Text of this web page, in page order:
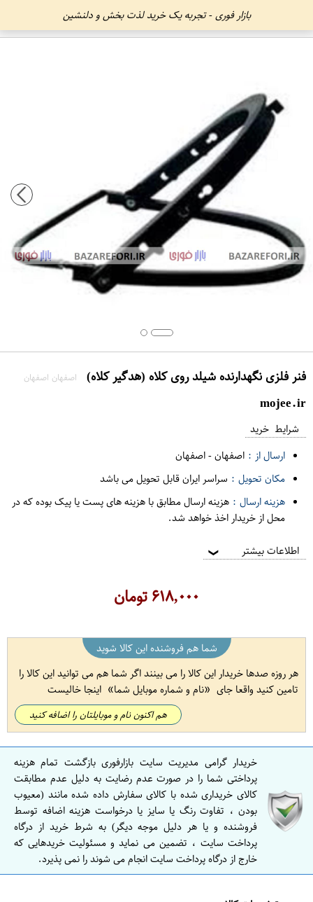
بازار فوری - تجربه یک خرید لذت بخش و دلنشین
فنر فلزی نگهدارنده شیلد روی کلاه (هدگیر کلاه) اصفهان اصفهان
mojee.ir
شرایط خرید
ارسال از : اصفهان-اصفهان
مکان تحویل : سراسر ایران قابل تحویل می باشد
هزینه ارسال : هزینه ارسال مطابق با هزینه های پست یا پیک بوده که در
محل از خریدار اخذ خواهد شد.
اطلاعات بیشتر ❯
۶۱۸,۰۰۰تومان
شما هم فروشنده این کالا شوید
هر روزه صدها خریدار این کالا را می بینند اگر شما هم می توانید این کالا را
تامین کنید واقعا جای
نام و شماره موبایل شما اینجا خالیست
هم اکنون نام و موبایلتان را اضافه کنید
خریدار گرامی مدیریت سایت بازارفوری بازگشت تمام هزینه
پرداختی شما را در صورت عدم رضایت به دلیل عدم مطابقت
کالای خریداری شده با کالای سفارش داده شده مانند (معیوب
بودن ، تفاوت رنگ یا سایز یا درخواست هزینه اضافه توسط
فروشنده و یا هر دلیل موجه دیگر) به شرط خرید از درگاه
پرداخت سایت ، تضمین می نماید و مسئولیت خریدهایی که
خارج از درگاه پرداخت سایت انجام می شوند را نمی پذیرد.